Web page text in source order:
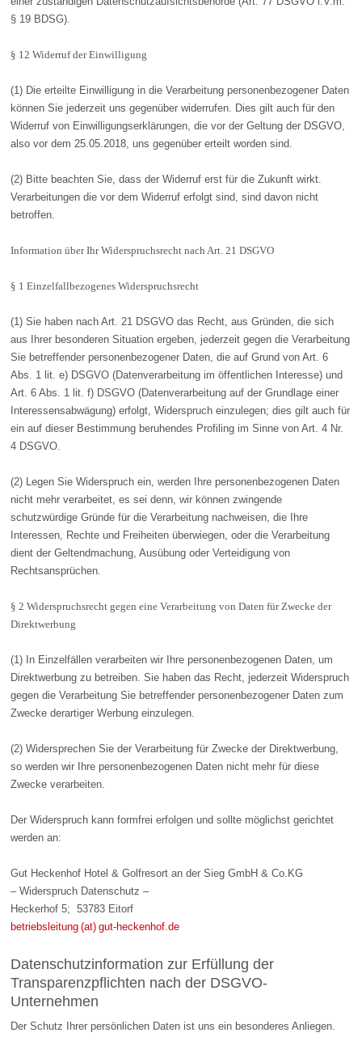
§ 19 BDSG).
§ 12 Widerruf der Einwilligung
(1) Die erteilte Einwilligung in die Verarbeitung personenbezogener Daten
können Sie jederzeit uns gegenüber widerrufen. Dies gilt auch für den
Widerruf von Einwilligungserklärungen, die vor der Geltung der DSGVO,
also vor dem 25.05.2018, uns gegenüber erteilt worden sind.
(2) Bitte beachten Sie, dass der Widerruf erst für die Zukunft wirkt.
Verarbeitungen die vor dem Widerruf erfolgt sind, sind davon nicht
betroffen.
Information über Ihr Widerspruchsrecht nach Art. 21 DSGVO
§ 1 Einzelfallbezogenes Widerspruchsrecht
(1) Sie haben nach Art. 21 DSGVO das Recht, aus Gründen, die sich
aus Ihrer besonderen Situation ergeben, jederzeit gegen die Verarbeitung
Sie betreffender personenbezogener Daten, die auf Grund von Art. 6
Abs. 1 lit. e) DSGVO (Datenverarbeitung im öffentlichen Interesse) und
Art. 6 Abs. 1 lit. f) DSGVO (Datenverarbeitung auf der Grundlage einer
Interessensabwägung) erfolgt, Widerspruch einzulegen; dies gilt auch für
ein auf dieser Bestimmung beruhendes Profiling im Sinne von Art. 4 Nr.
4 DSGVO.
(2) Legen Sie Widerspruch ein, werden Ihre personenbezogenen Daten
nicht mehr verarbeitet, es sei denn, wir können zwingende
schutzwürdige Gründe für die Verarbeitung nachweisen, die Ihre
Interessen, Rechte und Freiheiten überwiegen, oder die Verarbeitung
dient der Geltendmachung, Ausübung oder Verteidigung von
Rechtsansprüchen.
§ 2 Widerspruchsrecht gegen eine Verarbeitung von Daten für Zwecke der
Direktwerbung
(1) In Einzelfällen verarbeiten wir Ihre personenbezogenen Daten, um
Direktwerbung zu betreiben. Sie haben das Recht, jederzeit Widerspruch
gegen die Verarbeitung Sie betreffender personenbezogener Daten zum
Zwecke derartiger Werbung einzulegen.
(2) Widersprechen Sie der Verarbeitung für Zwecke der Direktwerbung,
so werden wir Ihre personenbezogenen Daten nicht mehr für diese
Zwecke verarbeiten.
Der Widerspruch kann formfrei erfolgen und sollte möglichst gerichtet
werden an:
Gut Heckenhof Hotel & Golfresort an der Sieg GmbH & Co.KG
– Widerspruch Datenschutz –
Heckerhof 5; 53783 Eitorf
betriebsleitung (at) gut-heckenhof.de
Datenschutzinformation zur Erfüllung der
Transparenzpflichten nach der DSGVO-
Unternehmen
Der Schutz Ihrer persönlichen Daten ist uns ein besonderes Anliegen.